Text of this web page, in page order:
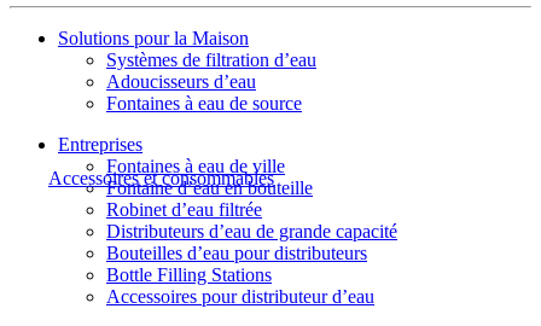
Accessoires et consommables
Solutions pour la Maison
Systèmes de filtration d’eau
Adoucisseurs d’eau
Fontaines à eau de source
Entreprises
Fontaines à eau de ville
Fontaine d’eau en bouteille
Robinet d’eau filtrée
Distributeurs d’eau de grande capacité
Bouteilles d’eau pour distributeurs
Bottle Filling Stations
Accessoires pour distributeur d’eau